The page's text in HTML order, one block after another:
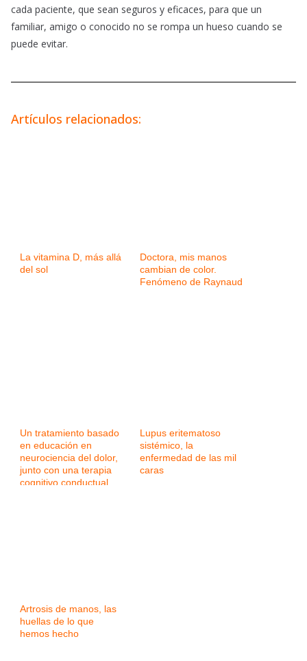
cada paciente, que sean seguros y eficaces, para que un
familiar, amigo o conocido no se rompa un hueso cuando se
puede evitar.
Artículos relacionados:
La vitamina D, más allá
del sol
Doctora, mis manos
cambian de color.
Fenómeno de Raynaud
Un tratamiento basado
en educación en
neurociencia del dolor,
junto con una terapia
cognitivo conductual,
Lupus eritematoso
sistémico, la
enfermedad de las mil
caras
Artrosis de manos, las
huellas de lo que
hemos hecho